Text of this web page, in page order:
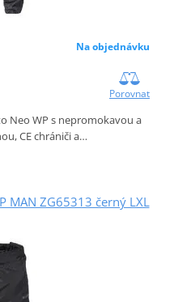
Na objednávku
Porovnat
Neo WP s nepromokavou a
CE chrániči a…
MAN ZG65313 černý LXL